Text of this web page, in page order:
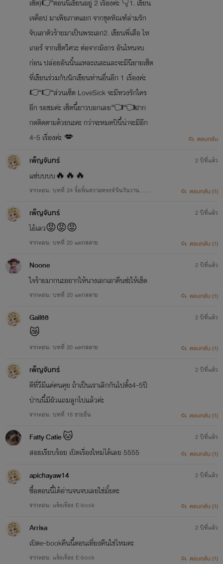
เซ็ต)👉ตอนนี้เขียนอยู่ 2 เรื่องค่ะ 👇1. เขียน
เจค็อป มาเฟียภาคแยก จากชุดทัณฑ์ล่ามรัก
จับเอาตัวร้ายมาเป็นพระเอก2. เขียนพี่เสือ ไท
เกอร์ จากเซ็ตวิศวะ ต่อจากมังกร อันไหนจบ
ก่อน ปล่อยอันนั้นแหละเนอะและจะมีนิยายเซ็ต
ที่เขียนร่วมกับนักเขียนท่านอื่นอีก 1 เรื่องค่ะ
👉👉ส่วนเซ็ต LoveSick จะมีทวงรักใคร
อีก รอชมค่ะ เซ็ตนี้ยาวบอกเลย👈👈ฝาก
กดติดตามด้วยนะคะ กว่าจะหมดปีนี้น่าจะมีอีก
4-5 เรื่องค่ะ 💋
ตอบกลับ
เพ็ญจันทร์
แซ่บบบบ🔥🔥🔥
จากตอน: บทที่ 24 รื้อฟื้นความทรงจำในวันวาน...
2 ปีที่แล้ว
ตอบกลับ (1)
เพ็ญจันทร์
ไอ้เลว😡😡😡
จากตอน: บทที่ 20 แตกสลาย
2 ปีที่แล้ว
ตอบกลับ (1)
Noone
ใจร้ายมากนะอยากให้นางเอกเอาคืนซ่ะให้เข็ด
จากตอน: บทที่ 20 แตกสลาย
2 ปีที่แล้ว
ตอบกลับ (1)
Gail88
😿
จากตอน: บทที่ 20 แตกสลาย
2 ปีที่แล้ว
ตอบกลับ (1)
เพ็ญจันทร์
ดีที่วีมีแค่คนคุย ถ้าเป็นเราเลิกกันไปตั้ง4-5ปี
ป่านนี้มีผัวแถมลูกไปแล้วค่ะ
จากตอน: บทที่ 18 ชายอื่น
2 ปีที่แล้ว
ตอบกลับ (1)
Fatty Catie 🐱
สอยเรียบร้อย เปิดเรื่องใหม่ได้เลย 5555
2 ปีที่แล้ว
ตอบกลับ (1)
apichayaw14
ซื้อตอนนี้ได้อ่านจนจบเลยใช่มั้ยคะ
จากตอน: แจ้งเรื่อง E-book
2 ปีที่แล้ว
ตอบกลับ (1)
Arrisa
เปิดe-bookคืนนี้ตอนเที่ยงคืนใช่ไหมคะ
จากตอน: แจ้งเรื่อง E-book
2 ปีที่แล้ว
ตอบกลับ (1)